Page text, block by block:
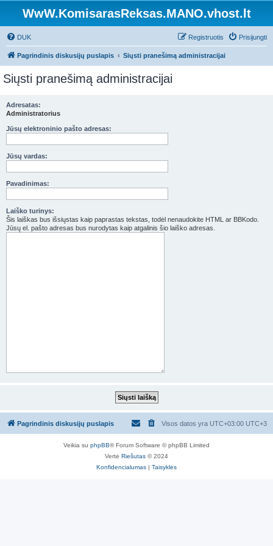
WwW.KomisarasReksas.MANO.vhost.lt
DUK Prisijungti
Registruotis
Pagrindinis diskusijų puslapis Siųsti pranešimą administracijai
Siųsti pranešimą administracijai
Adresatas:
Administratorius
Jūsų elektroninio pašto adresas:
Jūsų vardas:
Pavadinimas:
Laiško turinys:
Šis laiškas bus išsiųstas kaip paprastas tekstas, todėl nenaudokite HTML ar BBKodo.
Jūsų el. pašto adresas bus nurodytas kaip atgalinis šio laiško adresas.
Pagrindinis diskusijų puslapis Visos datos yra UTC+03:00 UTC+3
Veikia su phpBB® Forum Software © phpBB Limited
Vertė Riešutas © 2024
Konfidencialumas | Taisyklės